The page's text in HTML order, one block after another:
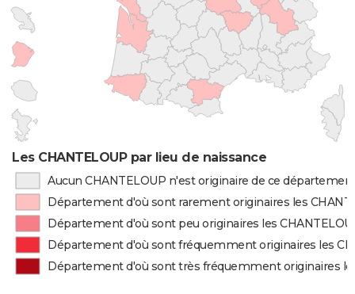
Les CHANTELOUP par lieu de naissance
Aucun CHANTELOUP n'est originaire de ce
Département d'où sont rarement originaires les
Département d'où sont peu originaires les
Département d'où sont fréquemment originaires les
Département d'où sont très fréquemment originaires